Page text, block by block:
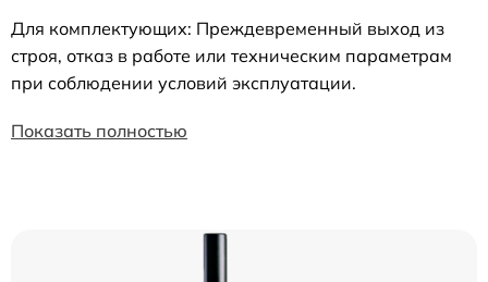
Для комплектующих: Преждевременный выход из
строя, отказ в работе или техническим параметрам
при соблюдении условий эксплуатации.
Показать полностью